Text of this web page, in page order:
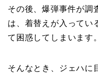
その後、爆弾事件が調
は、着替えが入ってい
て困惑してしまいます。
そんなとき、ジェハに